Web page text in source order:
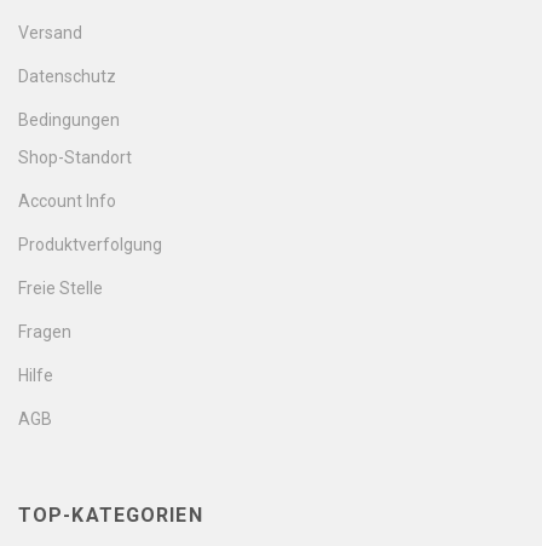
Versand
Datenschutz
Bedingungen
Shop-Standort
Account Info
Produktverfolgung
Freie Stelle
Fragen
Hilfe
AGB
TOP-KATEGORIEN